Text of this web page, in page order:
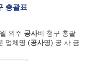
총괄표
외주 공사비 청구 총괄
업체명 (공사명) 공 사 금